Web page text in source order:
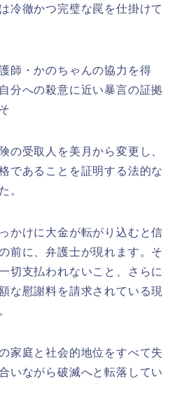
冷徹かつ完璧な罠を仕掛けて
師・かのちゃんの協力を得
分への殺意に近い暴言の証拠
の受取人を美月から変更し、
であることを証明する法的な
。
かけに大金が転がり込むと信
前に、弁護士が現れます。そ
切支払われないこと、さらに
な慰謝料を請求されている現
家庭と社会的地位をすべて失
いながら破滅へと転落してい